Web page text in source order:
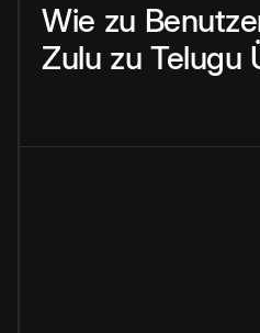
Wie zu
Zulu zu Telugu